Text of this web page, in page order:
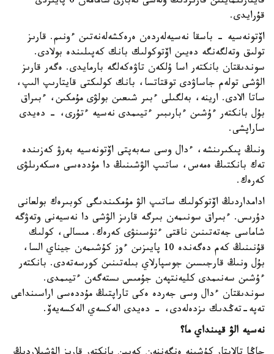
قۇرايدى.
اۆتونەسيە - باسقا نەسيەلەردەن ەرەكشەلەنەتىن ءونىم. قارىز
تولىق وتەلگەنگە دەيىن اۆتوكولىك بانك كەپىلىندە بولادى.
سوندىقتان بانكتەر اسا ۇلكەن تاۋەكەلگە بارمايدى. ەگەر قارىز
الۋشى تولەم جاساۋدى توقتاتسا، بانك كولىكتى قايتارىپ الىپ،
ساتا الادى. ارينە، بەلگىلى ءبىر شىعىن بولۋى مۇمكىن، ءبىراق
بۇل بانكتەر ءۇشىن ءبارىبىر ءتيىمدى نەسيە ءتۇرى، - دەيدى
ساراپشى.
ونىڭ پىكىرىنشە، ءدال وسى سەبەپتى اۆتونەسيە بەرۋ كەزىندە
تەك بانكتىڭ ەمەس، ساتىپ الۋشىنىڭ دا مۇددەسى ەسكەرىلۋى
كەرەك.
ادامداردىڭ اۆتوكولىك ساتىپ الۋ مۇمكىندىگى كوبىرەك بولعانى
دۇرىس. ءبىراق سونىمەن بىرگە قارىز الۋشى دا نەسيەنى وتەۋگە
شاماسى جەتەتىنىن ناقتى ءتۇسىنۋى كەرەك. مىسالى، كولىك
قۇنىنىڭ كەم دەگەندە 10 پايىزىن ءوز كۇشىمەن جيناي السا،
بۇل ونىڭ قارجىسىن جوسپارلاي بىلەتىنىن كورسەتەدى. بانكتەر
ءۇشىن سەنىمدى كليەنتپەن جۇمىس ىستەگەن ءتيىمدى.
سوندىقتان ءدال وسى جەردە ەكى تاراپتىڭ مۇددەسى اراسىنداعى
تەپە-تەڭدىك ىزدەلەدى، - دەيدى الەكسەي الەكسەيەۆ.
نەسيە الۋ قيىنداي ما؟